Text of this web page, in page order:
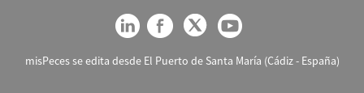
misPeces se edita desde El Puerto de Santa María (Cádiz - España)